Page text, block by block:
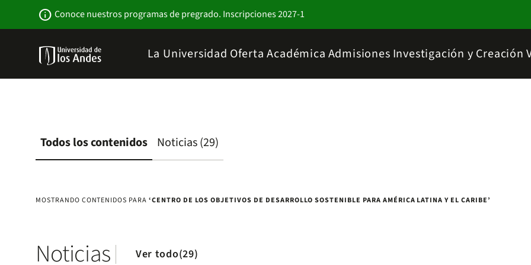
info Conoce nuestros programas de pregrado. Inscripciones 2027-1
La Universidad Oferta Académica Admisiones Investigación y Creación
Todos los contenidos Noticias (29)
MOSTRANDO CONTENIDOS PARA ‘CENTRO DE LOS OBJETIVOS DE DESARROLLO SOSTENIBLE PARA AMÉRICA LATINA Y EL CARIBE’
Noticias Ver todo(29)